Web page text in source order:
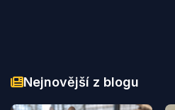
Nejnovější z blogu